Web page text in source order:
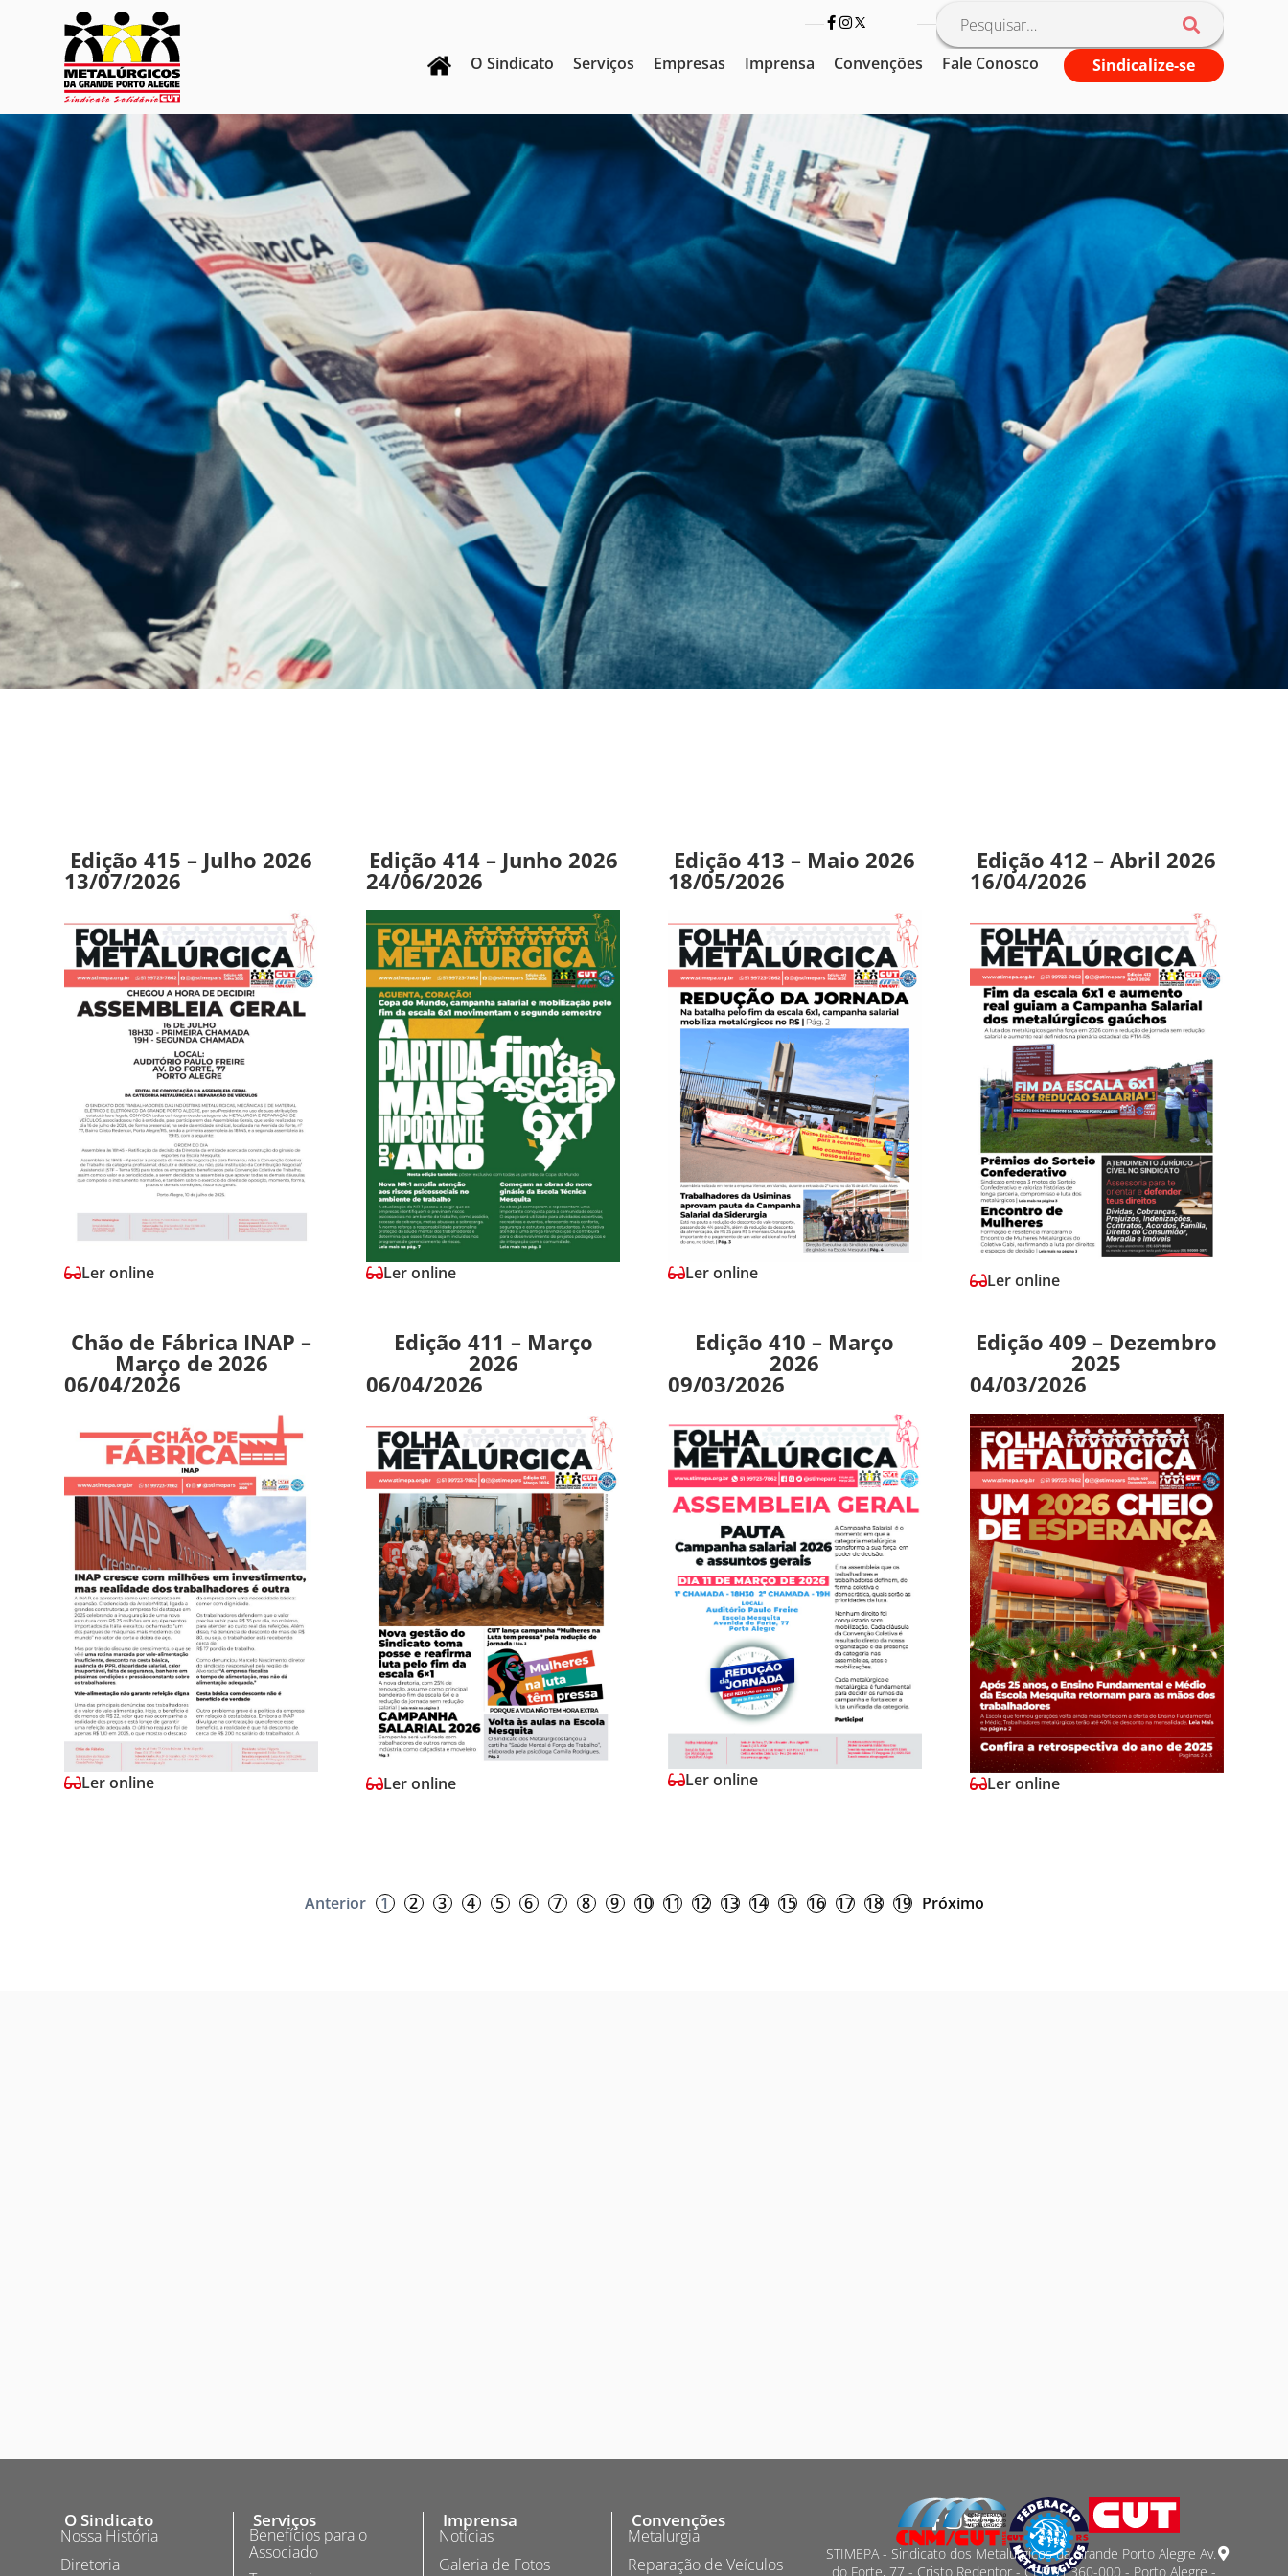
O Sindicato Serviços Empresas Imprensa Convenções Fale Conosco Sindicalize-se
Edição 415 – Julho 2026
13/07/2026
Ler online
Edição 414 – Junho 2026
24/06/2026
Ler online
Edição 413 – Maio 2026
18/05/2026
Ler online
Edição 412 – Abril 2026
16/04/2026
Ler online
Chão de Fábrica INAP –
Março de 2026
06/04/2026
Ler online
Edição 411 – Março
2026
06/04/2026
Ler online
Edição 410 – Março
2026
09/03/2026
Ler online
Edição 409 – Dezembro
2025
04/03/2026
Ler online
Anterior 1 2 3 4 5 6 7 8 9 10 11 12 13 14 15 16 17 18 19 Próximo
O Sindicato
Nossa História
Diretoria
Serviços
Benefícios para o
Associado
Imprensa
Notícias
Galeria de Fotos
Convenções
Metalurgia
Reparação de Veículos
STIMEPA - Sindicato dos Metalurgicos da Grande Porto Alegre Av.
do Forte, 77 - Cristo Redentor - CEP 91.360-000 - Porto Alegre -